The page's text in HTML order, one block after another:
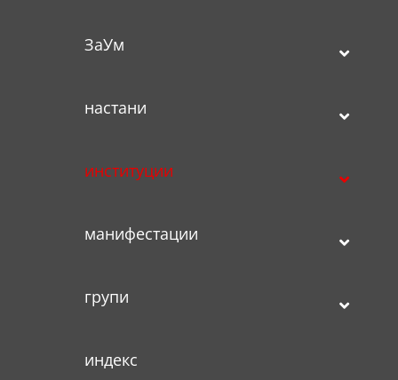
ЗаУм
настани
институции
манифестации
групи
индекс